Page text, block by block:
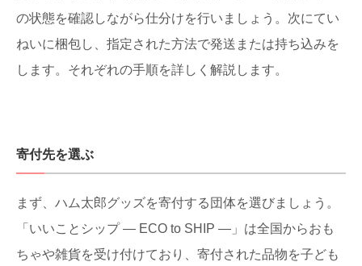
の状態を確認しながら仕分けを行いましょう。次にてい
ねいに梱包し、指定された方法で発送または持ち込みを
します。それぞれの手順を詳しく解説します。
寄付先を選ぶ
まず、ハム太郎グッズを寄付する団体を選びましょう。
「いいことシップ ― ECO to SHIP ―」は全国からおも
ちゃや雑貨を受け付けており、寄付された品物を子ども